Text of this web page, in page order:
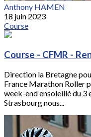
Anthony HAMEN
18 juin 2023
Course
Course - CFMR -
Direction la Bretagne
France Marathon Roller
week-end ensoleillé du 3
Strasbourg nous...